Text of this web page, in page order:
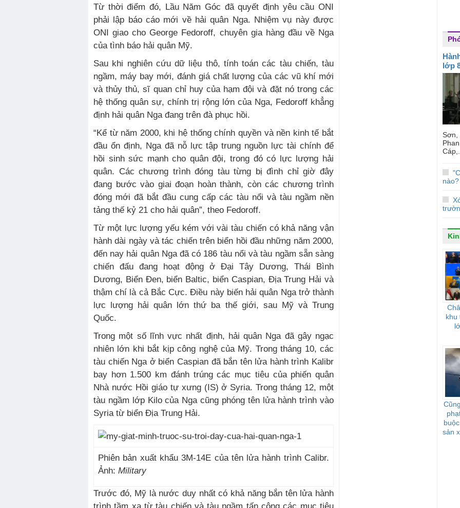
Từ thời điểm đó, Lầu Năm Góc đã quyết định yêu cầu ONI
phải lập báo cáo mới về hải quân Nga. Nhiệm vụ này được
ONI giao cho George Fedoroff, chuyên gia hàng đầu về Nga
của tình báo hải quân Mỹ.
Sau khi nghiên cứu dữ liệu thô, tính toán các tàu chiến, tàu
ngầm, máy bay mới, đánh giá chất lượng của các vũ khí mới
và thủy thủ, sĩ quan chỉ huy của hạm đội và đặt nó trong các
hệ thống quân sự, chính trị rộng lớn của Nga, Fedoroff khẳng
định hải quân Nga đang trên đà phục hồi.
“Kể từ năm 2000, khi hệ thống chính quyền và nền kinh tế bắt
đầu ổn định, Nga đã nỗ lực tập trung nguồn lực tài chính để
hồi sinh sức mạnh cho quân đội, trong đó có lực lượng hải
quân. Các chương trình đóng tàu từng bị đình chỉ giờ đây
đang bước vào giai đoạn hoàn thành, còn các chương trình
đóng mới đã bắt đầu cung cấp các tàu nổi và tàu ngầm nền
tảng thế kỷ 21 cho hải quân”, theo Fedoroff.
Từ một lực lượng yếu kém với vài tàu chiến có khả năng vận
hành dài ngày và tác chiến trên biển hồi đầu những năm 2000,
đến nay hải quân Nga đã có 186 tàu nổi và tàu ngầm sẵn sàng
chiến đấu đang hoạt động ở Đại Tây Dương, Thái Bình
Dương, Biển Đen, biển Baltic, biển Caspian, Địa Trung Hải và
thậm chí là cả Bắc Cực. Điều này biến hải quân Nga trở thành
lực lượng hải quân lớn thứ ba thế giới, sau Mỹ và Trung
Quốc.
Trong một số lĩnh vực nhất định, hải quân Nga đã gây ngạc
nhiên lớn khi bắt kịp công nghệ của Mỹ. Trong tháng 10, các
tàu chiến Nga ở biển Caspian đã bắn tên lửa hành trình Kalibr
bay hơn 1.500 km đánh trúng các mục tiêu của phiến quân
Nhà nước Hồi giáo tự xưng (IS) ở Syria. Trong tháng 12, một
tàu ngầm lớp Kilo của Nga cũng phóng tên lửa hành trình vào
Syria từ biển Địa Trung Hải.
Phiên bản xuất khẩu 3M-14E của tên lửa hành trình Calibr.
Ảnh: Military
Trước đó, Mỹ là nước duy nhất có khả năng bắn tên lửa hành
lớp
Sơn,
Cáp,...
nào?
khu
sản